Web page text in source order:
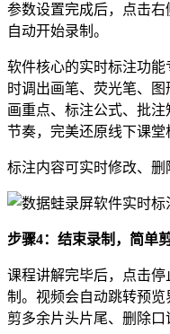
参数设置完成后，点击
自动开始录制。
软件核心的实时标注功
时调出画笔、荧光笔、
画重点、标注公式、批
节奏，完美还原线下课堂
标注内容可实时修改、删
步骤4：结束录制，简单
课程讲解完毕后，点击
制。视频会自动跳转预
剪多余片头片尾、删除口